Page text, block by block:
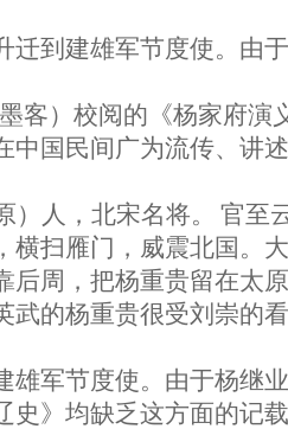
到建雄军节度使。由
客）校阅的《杨家府
国民间广为流传、讲
人，北宋名将。
官至
扫雁门，威震北国。
周，把杨重贵留在太
的杨重贵很受刘崇的
军节度使。由于杨继
》均缺乏这方面的记